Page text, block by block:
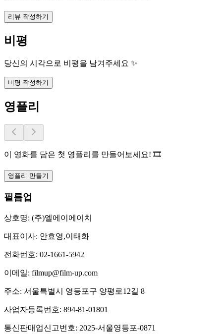
리뷰 작성하기
비평
당신의 시각으로 비평을 남겨주세요 ✨
비평 작성하기
영플리
이 영화를 담은 첫 영플리를 만들어보세요! 🎞️
영플리 만들기
필름업
상호명: (주)엘에이에이치
대표이사: 안효영,이태화
전화번호: 02-1661-5942
이메일: filmup@film-up.com
주소: 서울특별시 영등포구 양평로12길 8
사업자등록번호: 894-81-01801
통신판매업신고번호: 2025-서울영등포-0871